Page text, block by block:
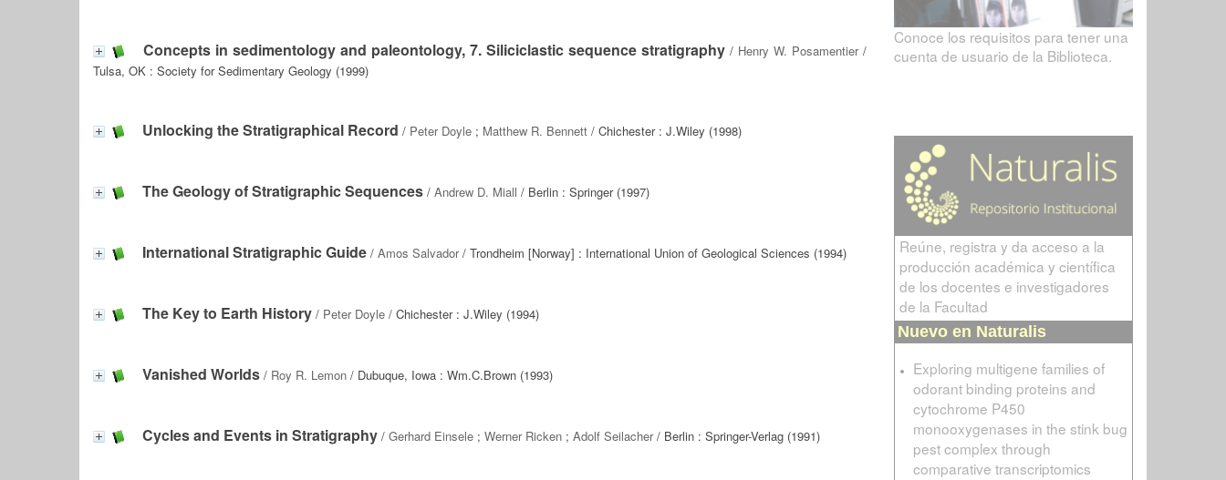
Concepts in sedimentology and paleontology, 7. Siliciclastic sequence stratigraphy/ Henry W. Posamentier/
Tulsa, OK : Society for Sedimentary Geology (1999)
Unlocking the Stratigraphical Record / Peter Doyle ; Matthew R. Bennett / Chichester : J.Wiley (1998)
The Geology of Stratigraphic Sequences / Andrew D. Miall / Berlin : Springer (1997)
International Stratigraphic Guide / Amos Salvador/ Trondheim [Norway] : International Union of Geological Sciences (1994)
The Key to Earth History / Peter Doyle / Chichester : J.Wiley (1994)
Vanished Worlds / Roy R. Lemon / Dubuque, Iowa : Wm.C.Brown (1993)
Cycles and Events in Stratigraphy / Gerhard Einsele ; Werner Ricken ; Adolf Seilacher/ Berlin : Springer-Verlag (1991)
Conoce los requisitos para tener una
cuenta de usuario de la Biblioteca.
Reúne, registra y da acceso a la
producción académica y científica
de los docentes e investigadores
de la Facultad
Nuevo en Naturalis
Exploring multigene families of
odorant binding proteins and
cytochrome P450
monooxygenases in the stink bug
pest complex through
comparative transcriptomics